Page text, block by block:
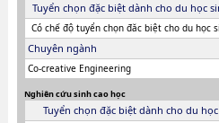
Tuyển chọn đặc biệt dành cho du học
Có chế độ tuyển chọn đăc biệt cho du học
Chuyên ngành
Co-creative Engineering
Nghiên cứu sinh cao học
Tuyển chọn đặc biệt dành cho du